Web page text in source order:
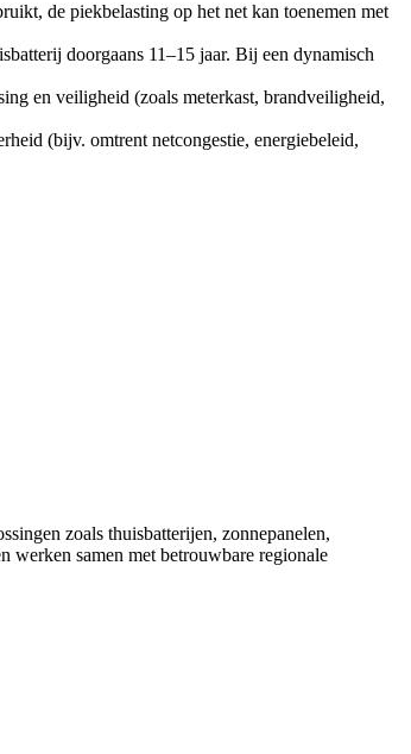
de piekbelasting op het net kan toenemen met
doorgaans 11–15 jaar. Bij een dynamisch
en veiligheid (zoals meterkast, brandveiligheid,
(bijv. omtrent netcongestie, energiebeleid,
zoals thuisbatterijen, zonnepanelen,
werken samen met betrouwbare regionale